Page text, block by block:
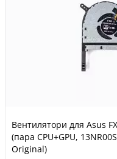
Вентилятори для Asus
(пара CPU+GPU,
Original)